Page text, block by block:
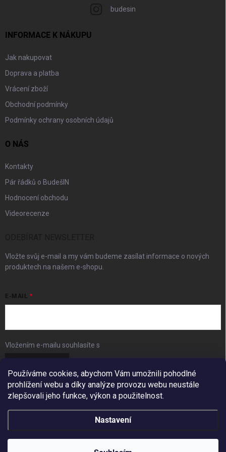
Používáme cookies, abychom Vám umožnili pohodlné
prohlížení webu a díky analýze provozu webu neustále
zlepšovali jeho funkce, výkon a použitelnost.
Nastavení
budesin
INFORMACE K NÁKUPU
Jak nakupovat
Doprava a platba
Vrácení zboží
Obchodní podmínky
Podmínky ochrany osobních údajů
O NÁS
Kontakty
Pár řádků o BudešIN
Hodnocení obchodu
Videorecenze
Vložte svůj e-mail a my vám budeme zasílat informace o nových
produktech na našem e-shopu.
E-MAIL
Vložením e-mailu souhlasíte s
FACEBOOK
Copyright 2026BudešIN. Všechna práva vyhrazena.
Redesign by Filipesmedia 🧡